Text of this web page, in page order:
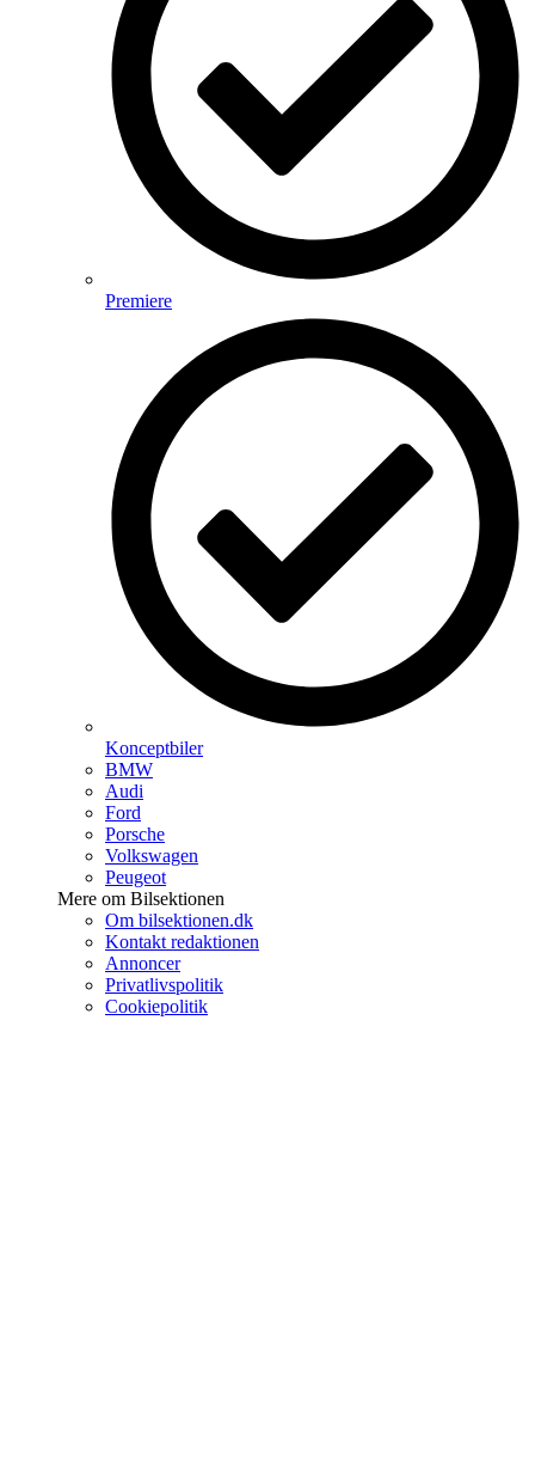
Premiere
Konceptbiler
BMW
Audi
Ford
Porsche
Volkswagen
Peugeot
Mere om Bilsektionen
Om bilsektionen.dk
Kontakt redaktionen
Annoncer
Privatlivspolitik
Cookiepolitik